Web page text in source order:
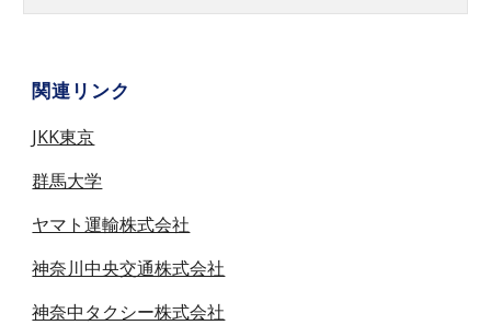
関連リンク
JKK東京
群馬大学
ヤマト運輸株式会社
神奈川中央交通株式会社
神奈中タクシー株式会社